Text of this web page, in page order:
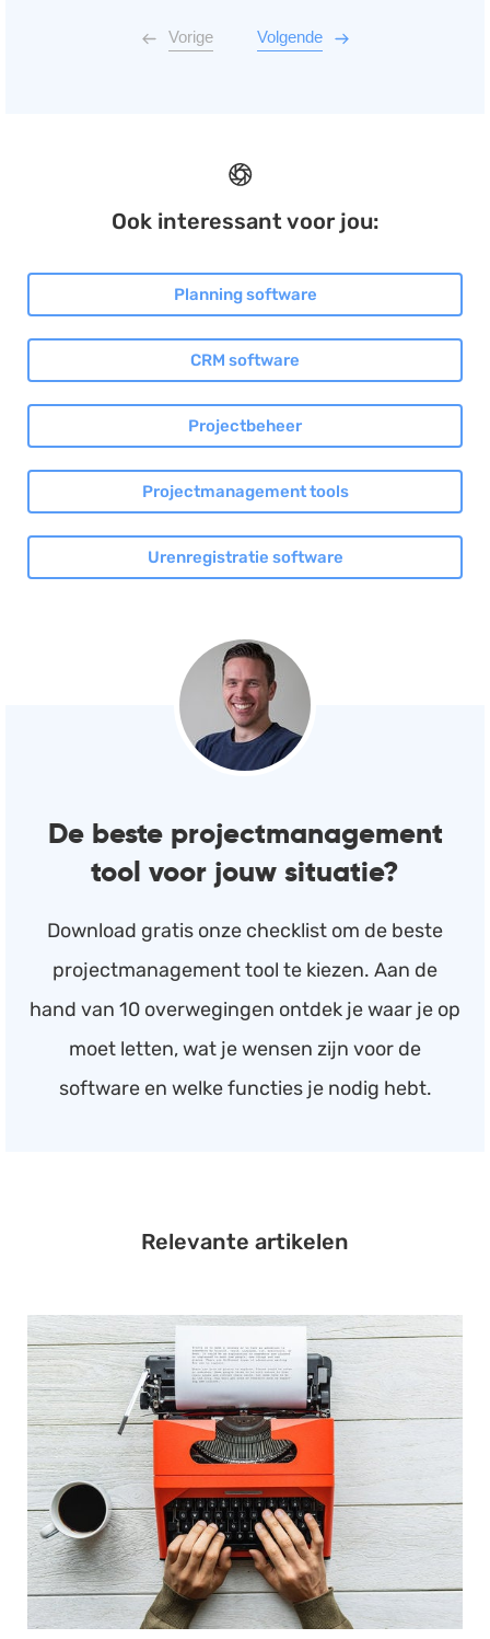
Vorige Volgende
Ook interessant voor jou:
Planning software
CRM software
Projectbeheer
Projectmanagement tools
Urenregistratie software
De beste projectmanagement
tool voor jouw situatie?
Download gratis onze checklist om de beste
projectmanagement tool te kiezen. Aan de
hand van 10 overwegingen ontdek je waar je op
moet letten, wat je wensen zijn voor de
software en welke functies je nodig hebt.
Relevante artikelen